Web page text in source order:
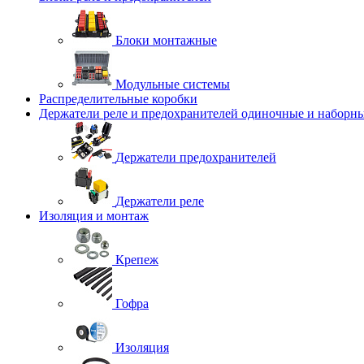
Блоки монтажные
Модульные системы
Распределительные коробки
Держатели реле и предохранителей одиночные и
Держатели предохранителей
Держатели реле
Изоляция и монтаж
Крепеж
Гофра
Изоляция